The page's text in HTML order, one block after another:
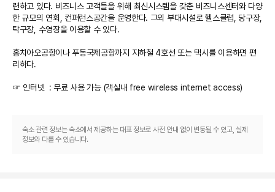
련하고 있다. 비즈니스 고객들을 위해 최신시스템을 갖춘 비즈니스센터와 다양
한 규모의 연회, 컨퍼런스공간을 운영한다. 그외 부대시설로 헬스클럽, 당구장,
탁구장, 수영장을 이용할 수 있다.
홍치아오공항이나 푸동국제공항까지 지하철 4호선 또는 택시를 이용하면 편
리하다.
☞ 인터넷  : 무료 사용 가능 (객실내 free wireless internet access)
☞ 객실 안내
숙소 관련 정보는 숙소에서 제공하는 대표 정보로 사전 안내 없이 변동될 수 있고, 실제
정보와 다를 수 있습니다.